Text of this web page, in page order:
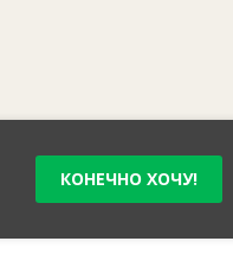
КОНЕЧНО ХОЧУ!